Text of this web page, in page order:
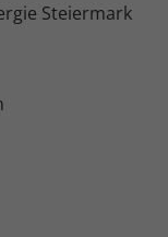
Steiermark